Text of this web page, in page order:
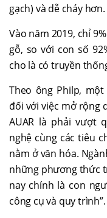
gạch) và dễ cháy hơn.
Vào năm 2019, chỉ
gỗ, so với con số
cho là có truyền
Theo ông Philp,
đối với việc mở rộng
AUAR là phải vượt
nghệ cùng các tiêu
nằm ở văn hóa.
những phương thức
nay chính là con
công cụ và quy trình”.